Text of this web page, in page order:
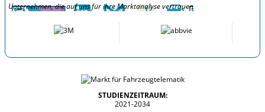
Unternehmen, die auf uns für ihre Marktanalyse vertrauen
STUDIENZEITRAUM:
2021-2034